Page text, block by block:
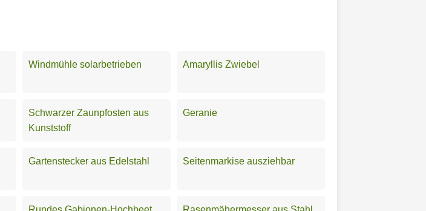
Windmühle solarbetrieben Amaryllis Zwiebel
Schwarzer Zaunpfosten aus
Kunststoff
Geranie
Gartenstecker aus Edelstahl Seitenmarkise ausziehbar